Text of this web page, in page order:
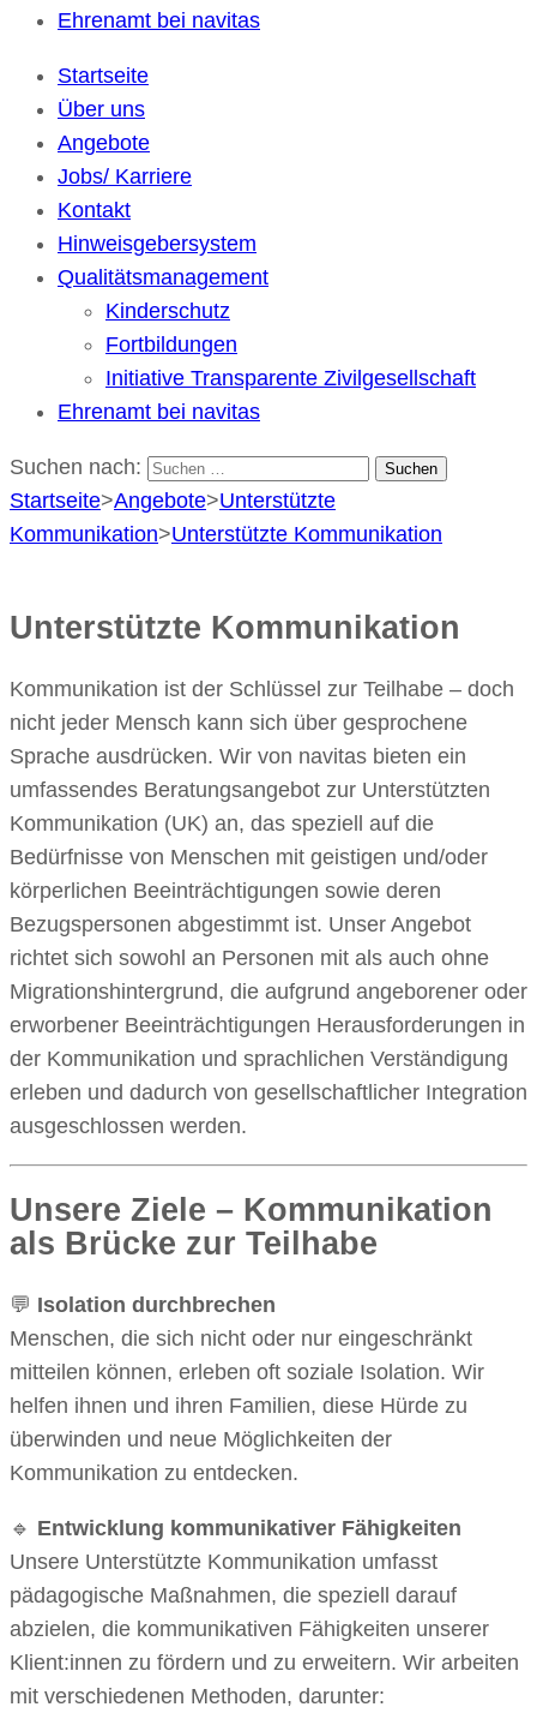
Ehrenamt bei navitas
Startseite
Über uns
Angebote
Jobs/ Karriere
Kontakt
Hinweisgebersystem
Qualitätsmanagement
Kinderschutz
Fortbildungen
Initiative Transparente Zivilgesellschaft
Ehrenamt bei navitas
Suchen nach:
Startseite>Angebote>Unterstützte
Kommunikation>Unterstützte Kommunikation
Unterstützte Kommunikation
Kommunikation ist der Schlüssel zur Teilhabe – doch
nicht jeder Mensch kann sich über gesprochene
Sprache ausdrücken. Wir von navitas bieten ein
umfassendes Beratungsangebot zur Unterstützten
Kommunikation (UK) an, das speziell auf die
Bedürfnisse von Menschen mit geistigen und/oder
körperlichen Beeinträchtigungen sowie deren
Bezugspersonen abgestimmt ist. Unser Angebot
richtet sich sowohl an Personen mit als auch ohne
Migrationshintergrund, die aufgrund angeborener oder
erworbener Beeinträchtigungen Herausforderungen in
der Kommunikation und sprachlichen Verständigung
erleben und dadurch von gesellschaftlicher Integration
ausgeschlossen werden.
Unsere Ziele – Kommunikation
als Brücke zur Teilhabe
💬 Isolation durchbrechen
Menschen, die sich nicht oder nur eingeschränkt
mitteilen können, erleben oft soziale Isolation. Wir
helfen ihnen und ihren Familien, diese Hürde zu
überwinden und neue Möglichkeiten der
Kommunikation zu entdecken.
🔹 Entwicklung kommunikativer Fähigkeiten
Unsere Unterstützte Kommunikation umfasst
pädagogische Maßnahmen, die speziell darauf
abzielen, die kommunikativen Fähigkeiten unserer
Klient:innen zu fördern und zu erweitern. Wir arbeiten
mit verschiedenen Methoden, darunter: